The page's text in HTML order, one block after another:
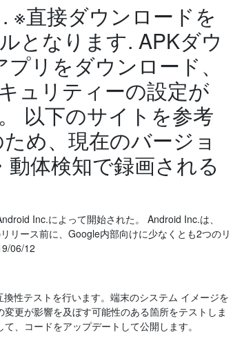
※直接ダウンロードを
となります. APKダウ
リをダウンロード、
ュリティーの設定が
以下のサイトを参考
め、現在のバージョ
体検知で録画される
Inc.によって開始された。 Android Inc.は、
リース前に、Google内部向けに少なくとも2つのリ
06/12
性テストを行います。端末のシステム イメージを
更が影響を及ぼす可能性のある箇所をテストしま
、コードをアップデートして公開します。